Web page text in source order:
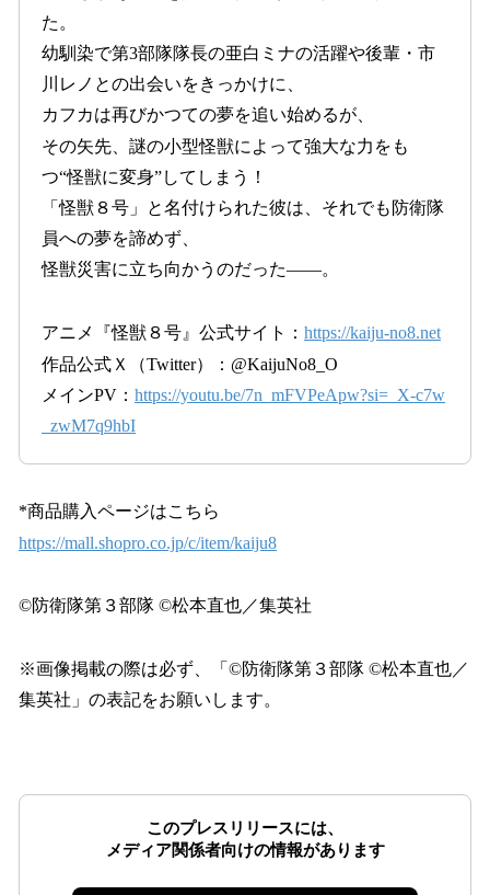
た。
幼馴染で第3部隊隊長の亜白ミナの活躍や後輩・市
川レノとの出会いをきっかけに、
カフカは再びかつての夢を追い始めるが、
その矢先、謎の小型怪獣によって強大な力をも
つ“怪獣に変身”してしまう！
「怪獣８号」と名付けられた彼は、それでも防衛隊
員への夢を諦めず、
怪獣災害に立ち向かうのだった――。
アニメ『怪獣８号』公式サイト： https://kaiju-no8.net
作品公式Ｘ（Twitter）：@KaijuNo8_O
メインPV： https://youtu.be/7n_mFVPeApw?si=_X-c7w
_zwM7q9hbI
*商品購入ページはこちら
https://mall.shopro.co.jp/c/item/kaiju8
©防衛隊第３部隊 ©松本直也／集英社
※画像掲載の際は必ず、「©防衛隊第３部隊 ©松本直也／
集英社」の表記をお願いします。
このプレスリリースには、
メディア関係者向けの情報があります